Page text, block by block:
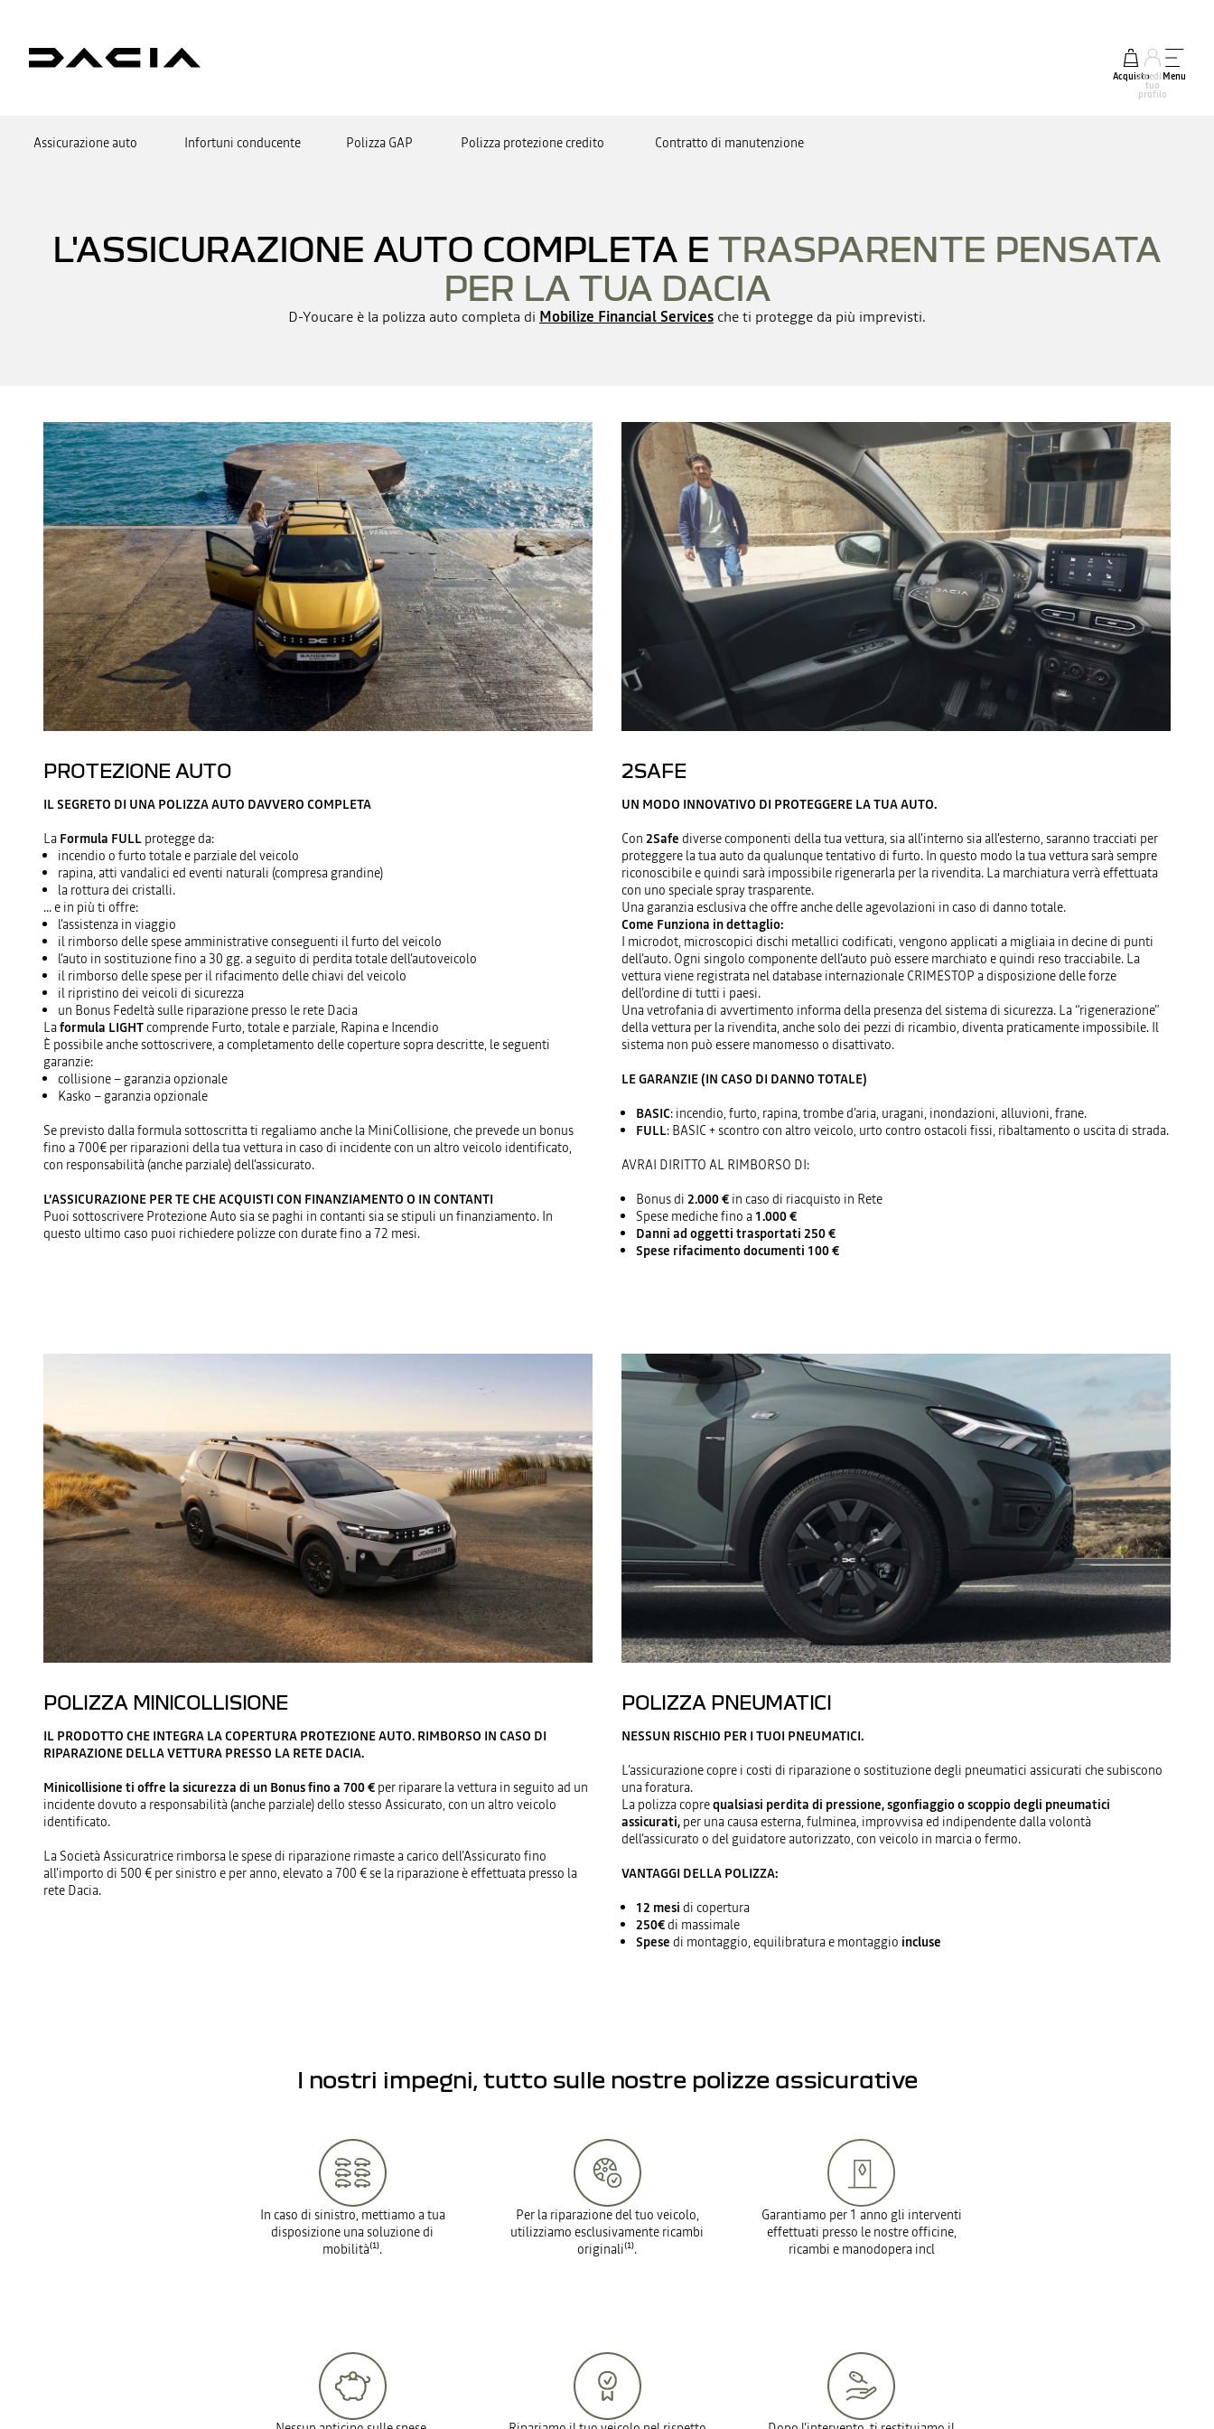
Acquistoaccedi al
tuo
profilo
Menu
Assicurazione auto Infortuni conducente Polizza GAP Polizza protezione credito Contratto di manutenzione
L'ASSICURAZIONE AUTO COMPLETA E TRASPARENTE PENSATA
PER LA TUA DACIA
D-Youcare è la polizza auto completa di Mobilize Financial Services che ti protegge da più imprevisti.​
PROTEZIONE AUTO
IL SEGRETO DI UNA POLIZZA AUTO DAVVERO COMPLETA
La Formula FULL protegge da:
incendio o furto totale e parziale del veicolo
rapina, atti vandalici ed eventi naturali (compresa grandine)
la rottura dei cristalli.
... e in più ti offre:
l’assistenza in viaggio
il rimborso delle spese amministrative conseguenti il furto del veicolo
l’auto in sostituzione fino a 30 gg. a seguito di perdita totale dell’autoveicolo
il rimborso delle spese per il rifacimento delle chiavi del veicolo
il ripristino dei veicoli di sicurezza
un Bonus Fedeltà sulle riparazione presso le rete Dacia
Laformula LIGHT comprende Furto, totale e parziale, Rapina e Incendio
È possibile anche sottoscrivere, a completamento delle coperture sopra descritte, le seguenti
garanzie:
collisione – garanzia opzionale
Kasko – garanzia opzionale
Se previsto dalla formula sottoscritta ti regaliamo anche la MiniCollisione, che prevede un bonus
fino a 700€ per riparazioni della tua vettura in caso di incidente con un altro veicolo identificato,
con responsabilità (anche parziale) dell'assicurato.
L’ASSICURAZIONE PER TE CHE ACQUISTI CON FINANZIAMENTO O IN CONTANTI
Puoi sottoscrivere Protezione Auto sia se paghi in contanti sia se stipuli un finanziamento. In
questo ultimo caso puoi richiedere polizze con durate fino a 72 mesi.
2SAFE
UN MODO INNOVATIVO DI PROTEGGERE LA TUA AUTO.
Con 2Safe diverse componenti della tua vettura, sia all'interno sia all'esterno, saranno tracciati per
proteggere la tua auto da qualunque tentativo di furto. In questo modo la tua vettura sarà sempre
riconoscibile e quindi sarà impossibile rigenerarla per la rivendita. La marchiatura verrà effettuata
con uno speciale spray trasparente.
Una garanzia esclusiva che offre anche delle agevolazioni in caso di danno totale.
Come Funziona in dettaglio:
I microdot, microscopici dischi metallici codificati, vengono applicati a migliaia in decine di punti
dell’auto. Ogni singolo componente dell’auto può essere marchiato e quindi reso tracciabile. La
vettura viene registrata nel database internazionale CRIMESTOP a disposizione delle forze
dell’ordine di tutti i paesi.
Una vetrofania di avvertimento informa della presenza del sistema di sicurezza. La “rigenerazione”
della vettura per la rivendita, anche solo dei pezzi di ricambio, diventa praticamente impossibile. Il
sistema non può essere manomesso o disattivato.
LE GARANZIE (IN CASO DI DANNO TOTALE)
BASIC: incendio, furto, rapina, trombe d’aria, uragani, inondazioni, alluvioni, frane.
FULL: BASIC + scontro con altro veicolo, urto contro ostacoli fissi, ribaltamento o uscita di strada.
AVRAI DIRITTO AL RIMBORSO DI:
Bonus di 2.000 € in caso di riacquisto in Rete
Spese mediche fino a 1.000 €
Danni ad oggetti trasportati 250 €
Spese rifacimento documenti 100 €
POLIZZA MINICOLLISIONE
IL PRODOTTO CHE INTEGRA LA COPERTURA PROTEZIONE AUTO. RIMBORSO IN CASO DI
RIPARAZIONE DELLA VETTURA PRESSO LA RETE DACIA.
Minicollisione ti offre la sicurezza di un Bonus fino a 700 € per riparare la vettura in seguito ad un
incidente dovuto a responsabilità (anche parziale) dello stesso Assicurato, con un altro veicolo
identificato.
La Società Assicuratrice rimborsa le spese di riparazione rimaste a carico dell’Assicurato fino
all’importo di 500 € per sinistro e per anno, elevato a 700 € se la riparazione è effettuata presso la
rete Dacia.
POLIZZA PNEUMATICI
NESSUN RISCHIO PER I TUOI PNEUMATICI.
L’assicurazione copre i costi di riparazione o sostituzione degli pneumatici assicurati che subiscono
una foratura.
La polizza coprequalsiasi perdita di pressione, sgonfiaggio o scoppio degli pneumatici
assicurati, per una causa esterna, fulminea, improvvisa ed indipendente dalla volontà
dell’assicurato o del guidatore autorizzato, con veicolo in marcia o fermo.
VANTAGGI DELLA POLIZZA:
12 mesi di copertura
250€di massimale
Spese di montaggio, equilibratura e montaggio incluse
I nostri impegni, tutto sulle nostre polizze assicurative
In caso di sinistro, mettiamo a tua
disposizione una soluzione di
mobilità⁽¹⁾.
Per la riparazione del tuo veicolo,
utilizziamo esclusivamente ricambi
originali⁽¹⁾.
Garantiamo per 1 anno gli interventi
effettuati presso le nostre officine,
ricambi e manodopera incl